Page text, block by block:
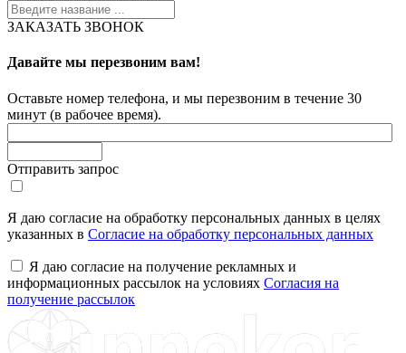
ЗАКАЗАТЬ ЗВОНОК
Давайте мы перезвоним вам!
Оставьте номер телефона, и мы перезвоним в течение 30
минут (в рабочее время).
Отправить запрос
Я даю согласие на обработку персональных данных в целях
указанных в Согласие на обработку персональных данных
Я даю согласие на получение рекламных и
информационных рассылок на условиях Согласия на
получение рассылок